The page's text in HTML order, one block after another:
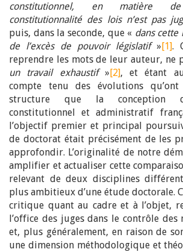
constitutionnel, en matière
constitutionnalité des lois n’est pas
puis, dans la seconde, que « dans cette
de l’excès de pouvoir législatif»[1].
reprendre les mots de leur auteur, ne
un travail exhaustif »[2], et étant
compte tenu des évolutions
structure que la conception
constitutionnel et administratif
l’objectif premier et principal
de doctorat était précisément de les
approfondir. L’originalité de notre
amplifier et actualiser cette
relevant de deux disciplines
plus ambitieux d’une étude doctorale.
critique quant au cadre et à l’objet,
l’office des juges dans le contrôle des
et, plus généralement, en raison de
une dimension méthodologique et